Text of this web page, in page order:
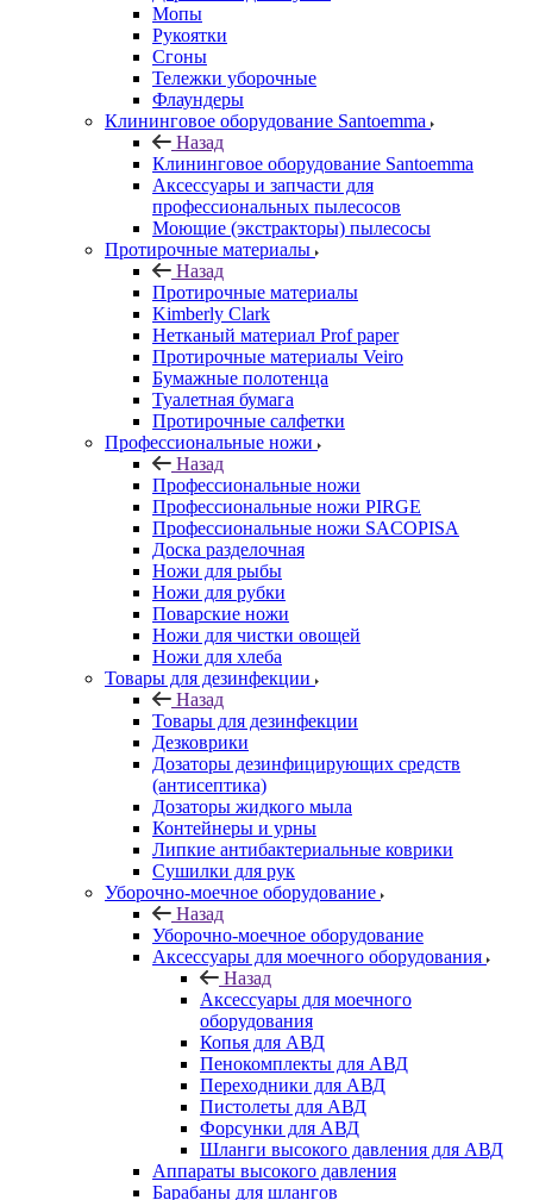
Мопы
Рукоятки
Сгоны
Тележки уборочные
Флаундеры
Клининговое оборудование Santoemma
Назад
Клининговое оборудование Santoemma
Аксессуары и запчасти для
профессиональных пылесосов
Моющие (экстракторы) пылесосы
Протирочные материалы
Назад
Протирочные материалы
Kimberly Clark
Нетканый материал Prof paper
Протирочные материалы Veiro
Бумажные полотенца
Туалетная бумага
Протирочные салфетки
Профессиональные ножи
Назад
Профессиональные ножи
Профессиональные ножи PIRGE
Профессиональные ножи SACOPISA
Доска разделочная
Ножи для рыбы
Ножи для рубки
Поварские ножи
Ножи для чистки овощей
Ножи для хлеба
Товары для дезинфекции
Назад
Товары для дезинфекции
Дезковрики
Дозаторы дезинфицирующих средств
(антисептика)
Дозаторы жидкого мыла
Контейнеры и урны
Липкие антибактериальные коврики
Сушилки для рук
Уборочно-моечное оборудование
Назад
Уборочно-моечное оборудование
Аксессуары для моечного оборудования
Назад
Аксессуары для моечного
оборудования
Копья для АВД
Пенокомплекты для АВД
Переходники для АВД
Пистолеты для АВД
Форсунки для АВД
Шланги высокого давления для АВД
Аппараты высокого давления
Барабаны для шлангов